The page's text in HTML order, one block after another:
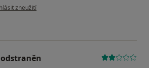
názoru uživatele Váš účet byl odstraněn
zneužití